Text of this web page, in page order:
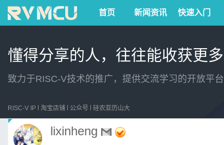
首页 新闻资讯 快速入门
懂得分享的人，往往能收获更多
致力于RISC-V技术的推广，提供交流学习的开放平台
RISC-V IP 淘宝店铺 公众号 硅农亚历山大
lixinheng